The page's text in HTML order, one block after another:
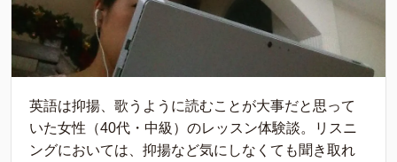
英語は抑揚、歌うように読むことが大事だと思って
いた女性（40代・中級）のレッスン体験談。リスニ
ングにおいては、抑揚など気にしなくても聞き取れ